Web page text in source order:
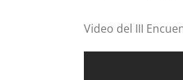
Video del III